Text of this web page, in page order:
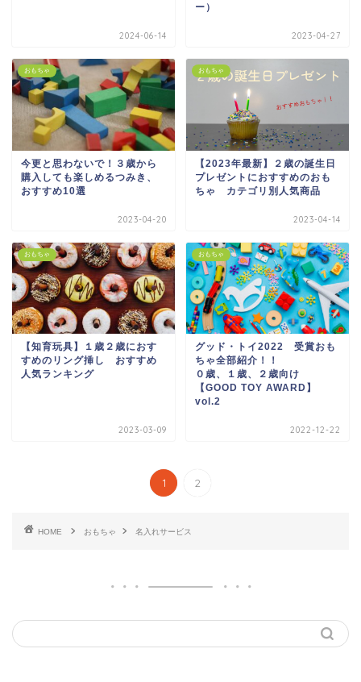
2024-06-14
ー）
2023-04-27
おもちゃ
今更と思わないで！３歳から
購入しても楽しめるつみき、
おすすめ10選
2023-04-20
おもちゃ
【2023年最新】２歳の誕生日
プレゼントにおすすめのおも
ちゃ カテゴリ別人気商品
2023-04-14
おもちゃ
【知育玩具】１歳２歳におす
すめのリング挿し おすすめ
人気ランキング
2023-03-09
おもちゃ
グッド・トイ2022 受賞おも
ちゃ全部紹介！！
０歳、１歳、２歳向け
【GOOD TOY AWARD】
vol.2
2022-12-22
1 2
HOME おもちゃ 名入れサービス